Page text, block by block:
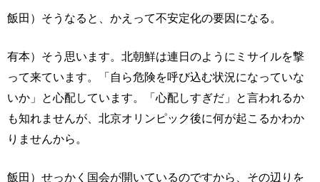
飯田）そうなると、かえって不安定化の要因になる。
有本）そう思います。北朝鮮は連日のようにミサイルを撃
って来ています。「自ら危険を呼び込む状況になっていな
いか」と心配しています。「心配しすぎだ」と言われるか
も知れませんが、北京オリンピック後に何が起こるかわか
りませんから。
飯田）せっかく国会が開いているのですから、その辺りを